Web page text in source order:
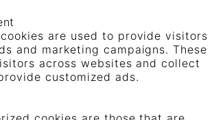
are used to provide visitors
and marketing campaigns. These
across websites and collect
customized ads.